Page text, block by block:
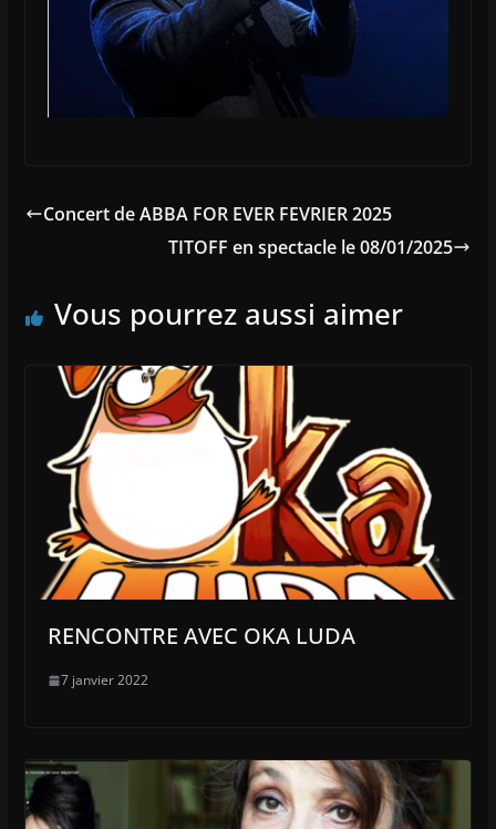
Concert de ABBA FOR EVER FEVRIER 2025
TITOFF en spectacle le 08/01/2025
Vous pourrez aussi aimer
RENCONTRE AVEC OKA LUDA
7 janvier 2022